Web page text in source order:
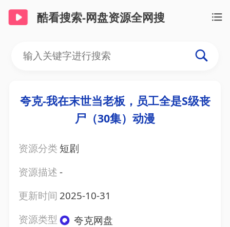
酷看搜索-网盘资源全网搜
夸克-我在末世当老板，员工全是S级丧
尸（30集）动漫
资源分类 短剧
资源描述-
更新时间 2025-10-31
资源类型
夸克网盘